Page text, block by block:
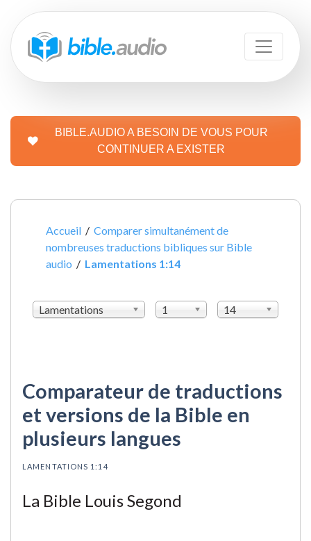
BIBLE.AUDIO A BESOIN DE VOUS POUR
CONTINUER A EXISTER
Accueil /Comparer simultanément de
nombreuses traductions bibliques sur Bible
audio / Lamentations 1:14
Lamentations 1 14
Comparateur de traductions
et versions de la Bible en
plusieurs langues
LAMENTATIONS 1:14
La Bible Louis Segond